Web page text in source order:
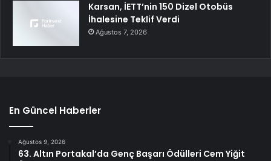
Karsan, İETT’nin 150 Dizel Otobüs
İhalesine Teklif Verdi
Ağustos 7, 2026
En Güncel Haberler
Ağustos 9, 2026
63. Altın Portakal’da Genç Başarı Ödülleri Cem Yiğit